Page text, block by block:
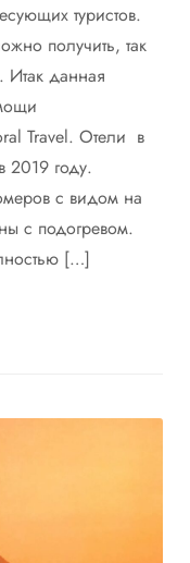
туристов.
получить, так
Итак данная
Travel. Отели в
2019 году.
с видом на
с подогревом.
[…]